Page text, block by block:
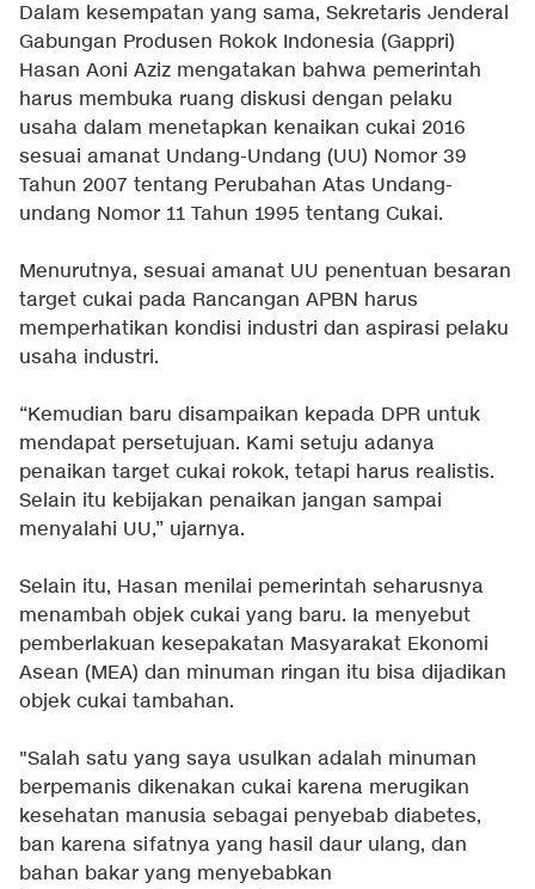
Dalam kesempatan yang sama, Sekretaris Jenderal
Gabungan Produsen Rokok Indonesia (Gappri)
Hasan Aoni Aziz mengatakan bahwa pemerintah
harus membuka ruang diskusi dengan pelaku
usaha dalam menetapkan kenaikan cukai 2016
sesuai amanat Undang-Undang (UU) Nomor 39
Tahun 2007 tentang Perubahan Atas Undang-
undang Nomor 11 Tahun 1995 tentang Cukai.
Menurutnya, sesuai amanat UU penentuan besaran
target cukai pada Rancangan APBN harus
memperhatikan kondisi industri dan aspirasi pelaku
usaha industri.
“Kemudian baru disampaikan kepada DPR untuk
mendapat persetujuan. Kami setuju adanya
penaikan target cukai rokok, tetapi harus realistis.
Selain itu kebijakan penaikan jangan sampai
menyalahi UU,” ujarnya.
Selain itu, Hasan menilai pemerintah seharusnya
menambah objek cukai yang baru. Ia menyebut
pemberlakuan kesepakatan Masyarakat Ekonomi
Asean (MEA) dan minuman ringan itu bisa dijadikan
objek cukai tambahan.
"Salah satu yang saya usulkan adalah minuman
berpemanis dikenakan cukai karena merugikan
kesehatan manusia sebagai penyebab diabetes,
ban karena sifatnya yang hasil daur ulang, dan
bahan bakar yang menyebabkan